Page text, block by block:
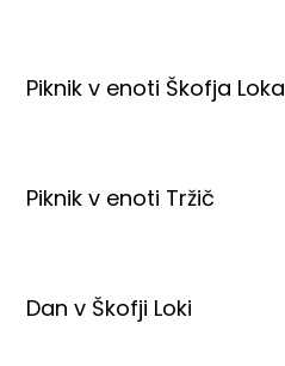
Piknik v enoti Škofja Loka
Piknik v enoti Tržič
Dan v Škofji Loki